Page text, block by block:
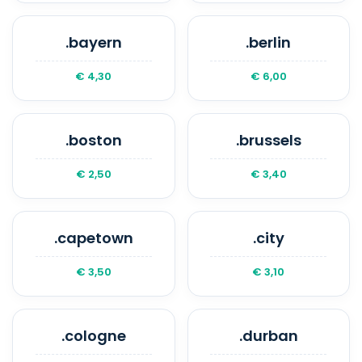
.bayern
€ 4,30
.berlin
€ 6,00
.boston
€ 2,50
.brussels
€ 3,40
.capetown
€ 3,50
.city
€ 3,10
.cologne .durban